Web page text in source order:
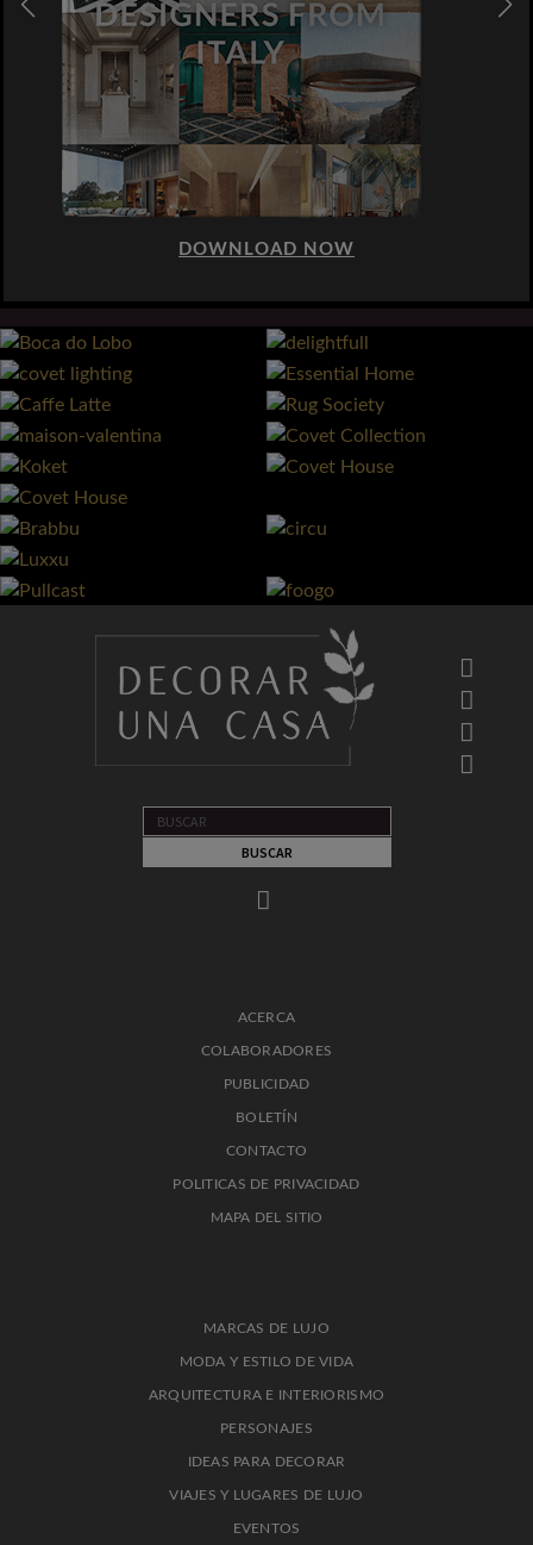
DOWNLOAD NOW
ACERCA
COLABORADORES
PUBLICIDAD
BOLETÍN
CONTACTO
POLITICAS DE PRIVACIDAD
MAPA DEL SITIO
MARCAS DE LUJO
MODA Y ESTILO DE VIDA
ARQUITECTURA E INTERIORISMO
PERSONAJES
IDEAS PARA DECORAR
VIAJES Y LUGARES DE LUJO
EVENTOS